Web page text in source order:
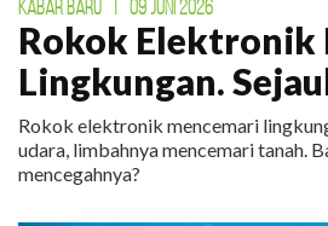
KABAR BARU 09 JUNI 2026
Rokok Elektronik
Lingkungan.
Rokok elektronik mencemari
udara, limbahnya mencemari tanah.
mencegahnya?